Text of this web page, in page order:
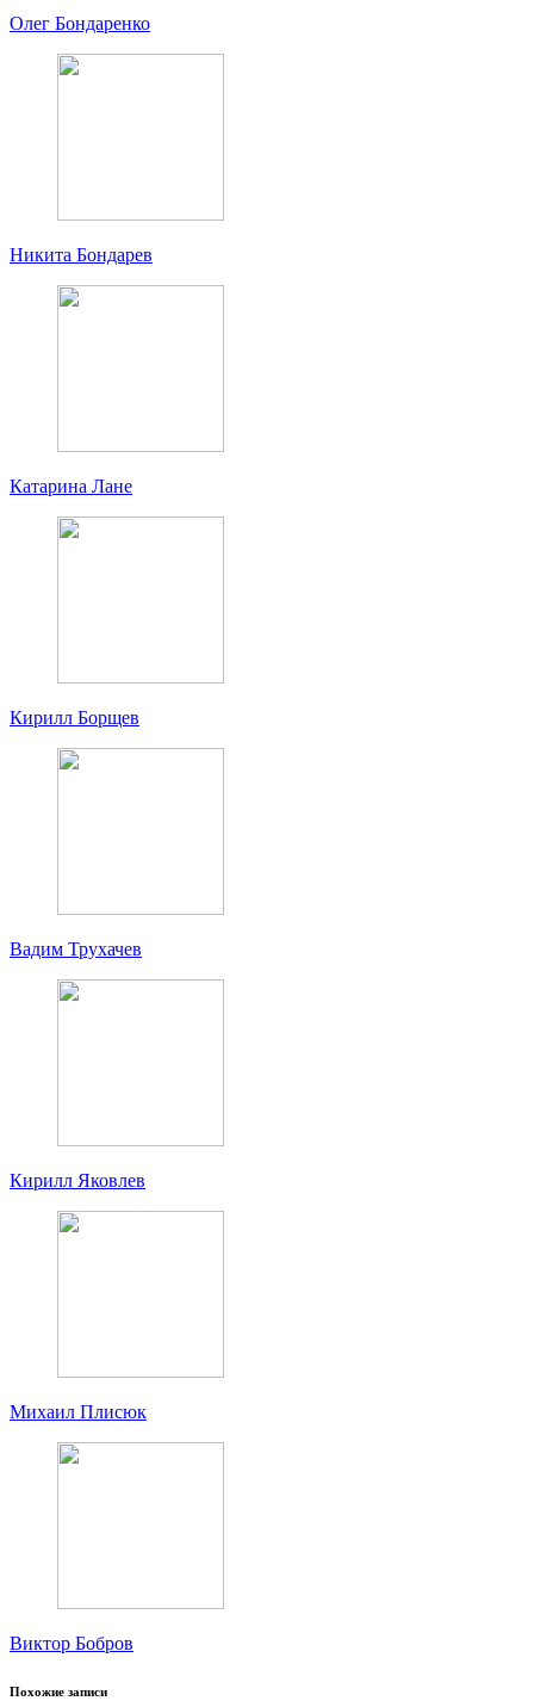
Олег Бондаренко
Никита Бондарев
Катарина Лане
Кирилл Борщев
Вадим Трухачев
Кирилл Яковлев
Михаил Плисюк
Виктор Бобров
Похожие записи